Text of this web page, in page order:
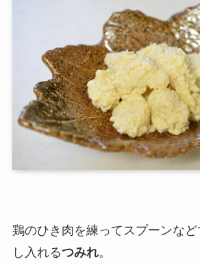
鶏のひき肉を練ってスプーンなど
し入れるつみれ。